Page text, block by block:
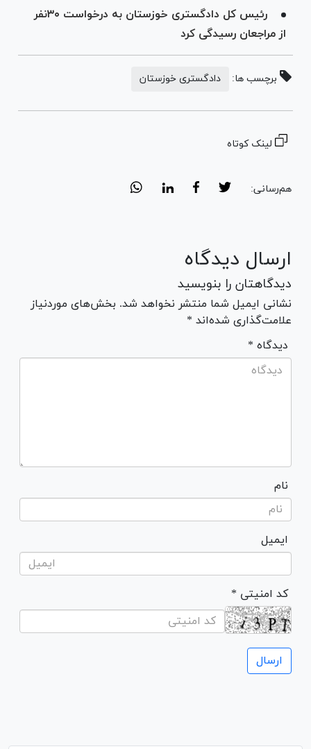
رئیس کل دادگستری خوزستان به درخواست ۳۰نفر
از مراجعان رسیدگی کرد
برچسب ها: دادگستری خوزستان
لینک کوتاه
هم‌رسانی:
ارسال دیدگاه
دیدگاهتان را بنویسید
نشانی ایمیل شما منتشر نخواهد شد. بخش‌های موردنیاز
علامت‌گذاری شده‌اند *
* دیدگاه
نام
ایمیل
* کد امنیتی